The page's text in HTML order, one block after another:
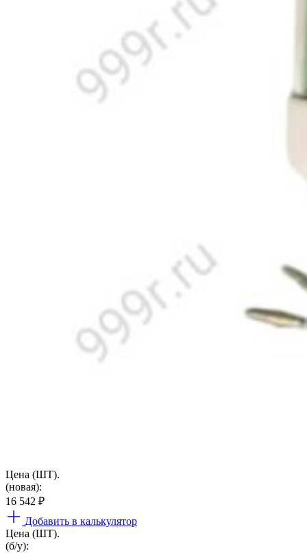
Цена (ШТ).
(новая):
16 542 ₽
Добавить в калькулятор
Цена (ШТ).
(б/у):